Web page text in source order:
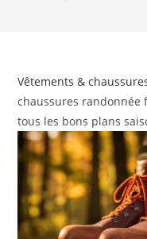
Vêtements &
chaussures randonnée
tous les bons plans